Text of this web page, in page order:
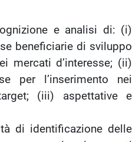
e analisi di: (i)
beneficiarie di sviluppo
mercati d’interesse; (ii)
per l’inserimento nei
(iii) aspettative e
di identificazione delle